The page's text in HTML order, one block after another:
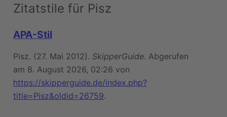
Zitatstile für Pisz
APA-Stil
Pisz. (27. Mai 2012). SkipperGuide. Abgerufen
am 8. August 2026, 02:26 von
https://skipperguide.de/index.php?
title=Pisz&oldid=26759.